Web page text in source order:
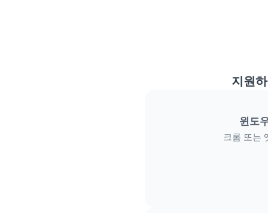
지원
윈도
크롬 또는